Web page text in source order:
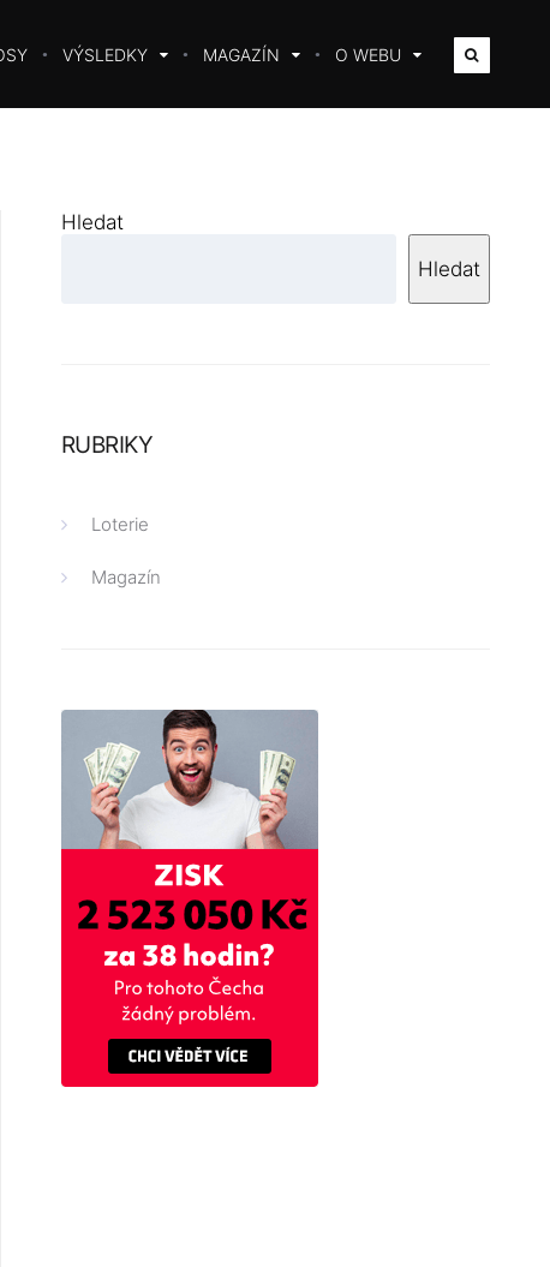
VÝSLEDKY MAGAZÍN O WEBU
Hledat
Hledat
RUBRIKY
Loterie
Magazín